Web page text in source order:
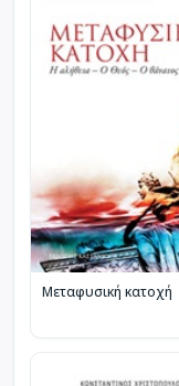
Μεταφυσική κατοχή